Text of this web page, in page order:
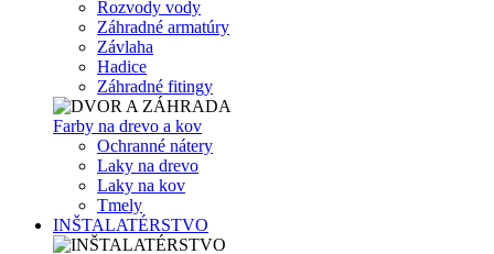
Rozvody vody
Záhradné armatúry
Závlaha
Hadice
Záhradné fitingy
Farby na drevo a kov
Ochranné nátery
Laky na drevo
Laky na kov
Tmely
INŠTALATÉRSTVO